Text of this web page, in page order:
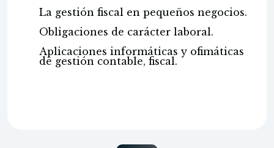
La gestión fiscal en pequeños negocios.
Obligaciones de carácter laboral.
Aplicaciones informáticas y ofimáticas
de gestión contable, fiscal.